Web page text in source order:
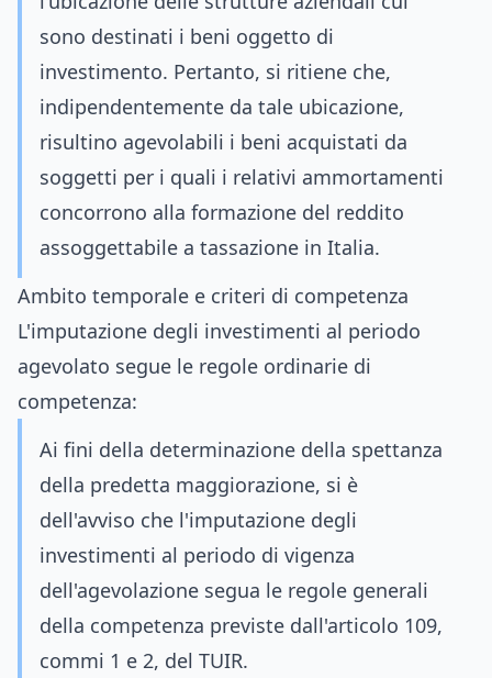
sono destinati i beni oggetto di
investimento. Pertanto, si ritiene che,
indipendentemente da tale ubicazione,
risultino agevolabili i beni acquistati da
soggetti per i quali i relativi ammortamenti
concorrono alla formazione del reddito
assoggettabile a tassazione in Italia.
Ambito temporale e criteri di competenza
L'imputazione degli investimenti al periodo
agevolato segue le regole ordinarie di
competenza:
Ai fini della determinazione della spettanza
della predetta maggiorazione, si è
dell'avviso che l'imputazione degli
investimenti al periodo di vigenza
dell'agevolazione segua le regole generali
della competenza previste dall'articolo 109,
commi 1 e 2, del TUIR.